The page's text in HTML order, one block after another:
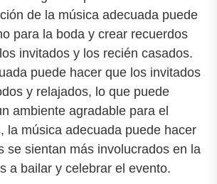
de la música adecuada puede
para la boda y crear recuerdos
invitados y los recién casados.
puede hacer que los invitados
y relajados, lo que puede
ambiente agradable para el
la música adecuada puede hacer
se sientan más involucrados en la
a bailar y celebrar el evento.